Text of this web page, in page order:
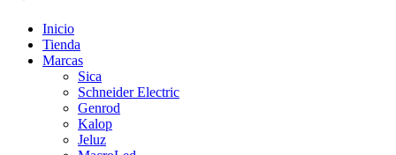
Inicio
Tienda
Marcas
Sica
Schneider Electric
Genrod
Kalop
Jeluz